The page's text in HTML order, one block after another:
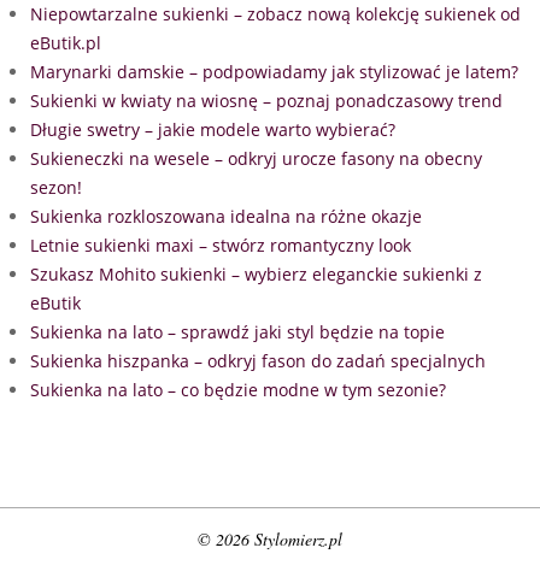
Niepowtarzalne sukienki – zobacz nową kolekcję sukienek od
eButik.pl
Marynarki damskie – podpowiadamy jak stylizować je latem?
Sukienki w kwiaty na wiosnę – poznaj ponadczasowy trend
Długie swetry – jakie modele warto wybierać?
Sukieneczki na wesele – odkryj urocze fasony na obecny
sezon!
Sukienka rozkloszowana idealna na różne okazje
Letnie sukienki maxi – stwórz romantyczny look
Szukasz Mohito sukienki – wybierz eleganckie sukienki z
eButik
Sukienka na lato – sprawdź jaki styl będzie na topie
Sukienka hiszpanka – odkryj fason do zadań specjalnych
Sukienka na lato – co będzie modne w tym sezonie?
© 2026 Stylomierz.pl